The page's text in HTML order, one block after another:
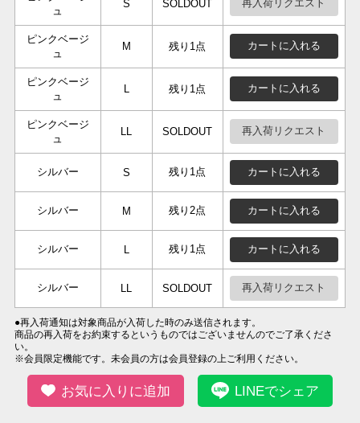
ュ
S SOLDOUT 再入荷リクエスト
ピンクベージ
ュ
M 残り1点 カートに入れる
ピンクベージ
ュ
残り1点 カートに入れる
ピンクベージ
ュ
SOLDOUT 再入荷リクエスト
シルバー S 残り1点 カートに入れる
シルバー M 残り2点 カートに入れる
シルバー 残り1点 カートに入れる
シルバー SOLDOUT 再入荷リクエスト
●再入荷通知は対象商品が入荷した時のみ送信されます。
商品の再入荷をお約束するというものではございませんのでご了承くださ
い。
※会員限定機能です。未会員の方は会員登録の上ご利用ください。
お気に入りに追加 LINEでシェア